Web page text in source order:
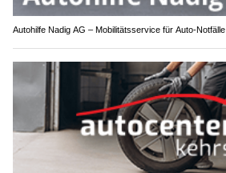
Autohilfe Nadig AG – Mobilitätsservice für Auto‑Notfälle